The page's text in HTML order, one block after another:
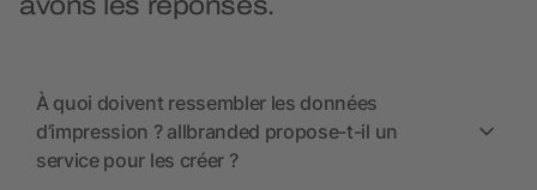
avons les réponses.
À quoi doivent ressembler les données
d’impression ? allbranded propose-t-il un
service pour les créer ?